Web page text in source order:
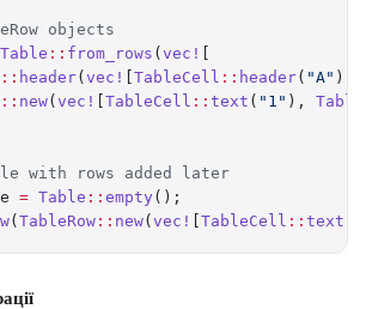
objects
Table :: from_rows ( vec!
:: header( vec! TableCell :: header( "A" ),
:: new( vec! TableCell :: text ( "1" ),
with rows added later
= Table :: empty ();
( TableRow :: new( vec! TableCell :: text